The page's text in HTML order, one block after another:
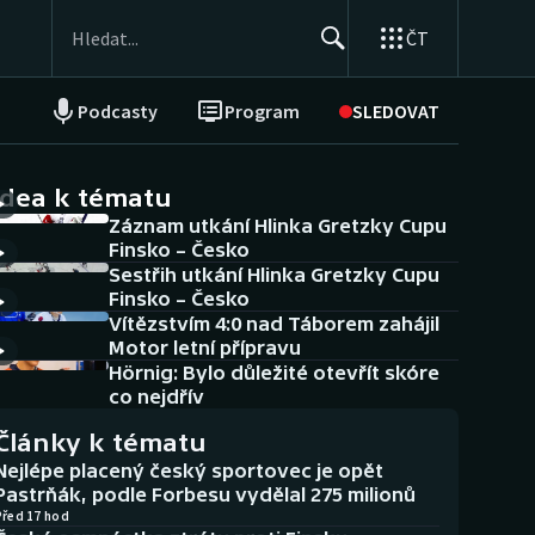
ČT
Podcasty Program SLEDOVAT
NEPŘEHLÉDNĚTE
Historické návraty
Aplikace ČT sport
AZ kvíz
k tématu
Záznam utkání Hlinka Gretzky Cupu
Finsko – Česko
Sestřih utkání Hlinka Gretzky Cupu
Finsko – Česko
Vítězstvím 4:0 nad Táborem zahájil
Motor letní přípravu
Hörnig: Bylo důležité otevřít skóre
co nejdřív
k tématu
placený český sportovec je opět
podle Forbesu vydělal 275 milionů
17 hod